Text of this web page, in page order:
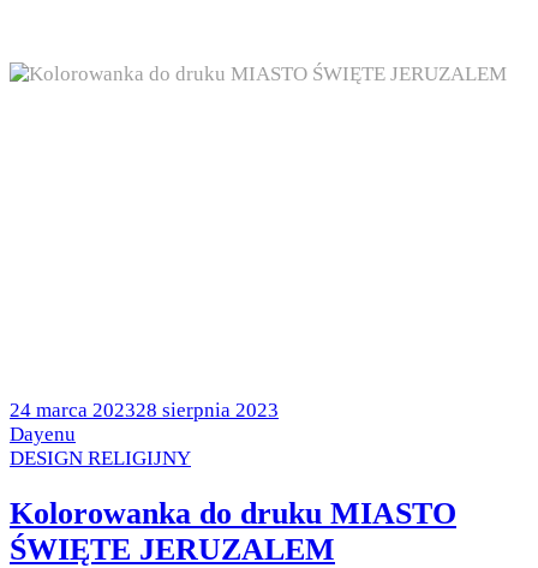
Posted
on
24 marca 202328 sierpnia 2023
by
Dayenu
Posted
DESIGN RELIGIJNY
Kolorowanka do druku MIASTO
ŚWIĘTE JERUZALEM